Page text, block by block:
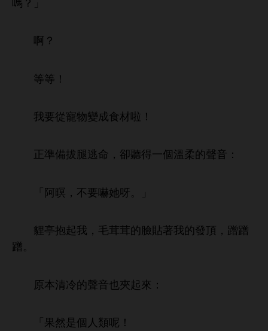
嗎？」
啊？
等等！
從寵物變成 材啦！
正準備拔腿逃命，卻 得 個 柔 音：
「阿暝， 嚇 呀。」
貍亭抱起 ，毛茸茸 貼著
頂，蹭蹭
蹭。
原本清 音也夾起 ：
「果然 個 類呢！